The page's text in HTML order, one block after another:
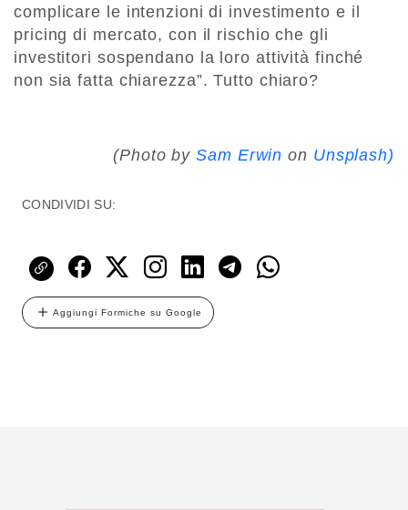
complicare le intenzioni di investimento e il
pricing di mercato, con il rischio che gli
investitori sospendano la loro attività finché
non sia fatta chiarezza”. Tutto chiaro?
(Photo bySam Erwin on Unsplash)
CONDIVIDI SU:
Aggiungi Formiche su Google